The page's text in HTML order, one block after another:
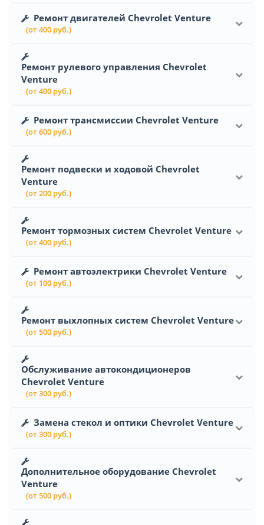
Ремонт двигателей Chevrolet Venture
(от 400 руб.)
Ремонт рулевого управления Chevrolet
Venture
(от 400 руб.)
Ремонт трансмиссии Chevrolet Venture
(от 600 руб.)
Ремонт подвески и ходовой Chevrolet
Venture
(от 200 руб.)
Ремонт тормозных систем Chevrolet Venture
(от 400 руб.)
Ремонт автоэлектрики Chevrolet Venture
(от 100 руб.)
Ремонт выхлопных систем Chevrolet Venture
(от 500 руб.)
Обслуживание автокондиционеров
Chevrolet Venture
(от 300 руб.)
Замена стекол и оптики Chevrolet Venture
(от 300 руб.)
Дополнительное оборудование Chevrolet
Venture
(от 500 руб.)